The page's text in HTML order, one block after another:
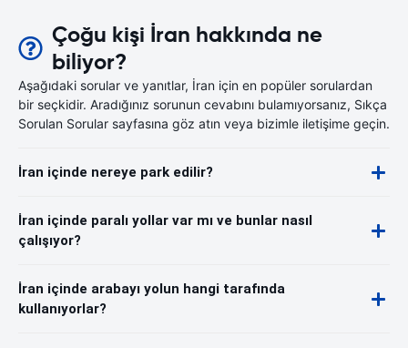
Çoğu kişi İran hakkında ne
biliyor?
Aşağıdaki sorular ve yanıtlar, İran için en popüler sorulardan
bir seçkidir. Aradığınız sorunun cevabını bulamıyorsanız, Sıkça
Sorulan Sorular sayfasına göz atın veya bizimle iletişime geçin.
İran içinde nereye park edilir?
İran içinde paralı yollar var mı ve bunlar nasıl
çalışıyor?
İran içinde arabayı yolun hangi tarafında
kullanıyorlar?